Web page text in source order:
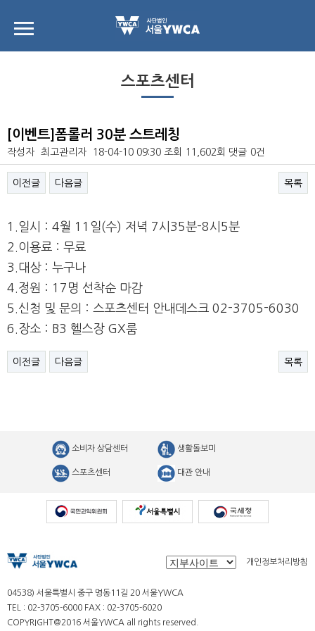
스포츠센터
[이벤트]폼롤러 30분 스트레칭
작성자 최고관리자 18-04-10 09:30 조회 11,602회 댓글 0건
이전글 다음글 목록
1.일시 : 4월 11일(수) 저녁 7시35분-8시5분
2.이용료 : 무료
3.대상 : 누구나
4.정원 : 17명 선착순 마감
5.신청 및 문의 : 스포츠센터 안내데스크 02-3705-6030
6.장소 : B3 헬스장 GX룸
이전글 다음글 목록
소비자 상담센터 생활돌보미
스포츠센터 대관 안내
개인정보처리방침
04538) 서울특별시 중구 명동11길 20 서울YWCA
TEL : 02-3705-6000 FAX : 02-3705-6020
COPYRIGHT@2016 서울YWCA all rights reserved.